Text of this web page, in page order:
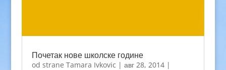
Почетак нове школске године
od strane Tamara Ivkovic | авг 28, 2014|